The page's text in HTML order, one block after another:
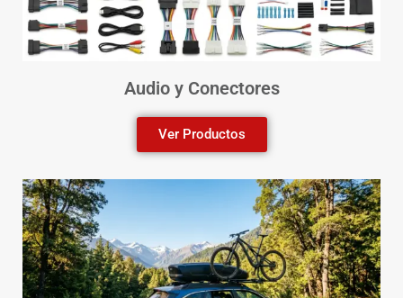
Audio y Conectores
Ver Productos